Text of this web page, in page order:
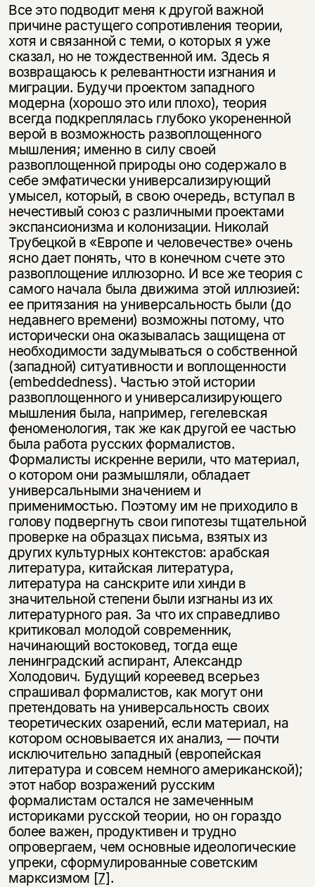
Все это подводит меня к другой важной
причине растущего сопротивления теории,
хотя и связанной с теми, о которых я уже
сказал, но не тождественной им. Здесь я
возвращаюсь к релевантности изгнания и
миграции. Будучи проектом западного
модерна (хорошо это или плохо), теория
всегда подкреплялась глубоко укорененной
верой в возможность развоплощенного
мышления; именно в силу своей
развоплощенной природы оно содержало в
себе эмфатически универсализирующий
умысел, который, в свою очередь, вступал в
нечестивый союз с различными проектами
экспансионизма и колонизации. Николай
Трубецкой в «Европе и человечестве» очень
ясно дает понять, что в конечном счете это
развоплощение иллюзорно. И все же теория с
самого начала была движима этой иллюзией:
ее притязания на универсальность были (до
недавнего времени) возможны потому, что
исторически она оказывалась защищена от
необходимости задумываться о собственной
(западной) ситуативности и воплощенности
(embeddedness). Частью этой истории
развоплощенного и универсализирующего
мышления была, например, гегелевская
феноменология, так же как другой ее частью
была работа русских формалистов.
Формалисты искренне верили, что материал,
о котором они размышляли, обладает
универсальными значением и
применимостью. Поэтому им не приходило в
голову подвергнуть свои гипотезы тщательной
проверке на образцах письма, взятых из
других культурных контекстов: арабская
литература, китайская литература,
литература на санскрите или хинди в
значительной степени были изгнаны из их
литературного рая. За что их справедливо
критиковал молодой современник,
начинающий востоковед, тогда еще
ленинградский аспирант, Александр
Холодович. Будущий кореевед всерьез
спрашивал формалистов, как могут они
претендовать на универсальность своих
теоретических озарений, если материал, на
котором основывается их анализ, — почти
исключительно западный (европейская
литература и совсем немного американской);
этот набор возражений русским
формалистам остался не замеченным
историками русской теории, но он гораздо
более важен, продуктивен и трудно
опровергаем, чем основные идеологические
упреки, сформулированные советским
марксизмом [7].